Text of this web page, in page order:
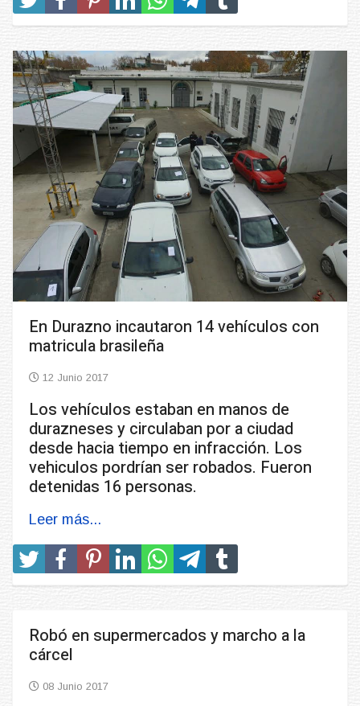
En Durazno incautaron 14 vehículos con
matricula brasileña
12 Junio 2017
Los vehículos estaban en manos de
durazneses y circulaban por a ciudad
desde hacia tiempo en infracción. Los
vehiculos pordrían ser robados. Fueron
detenidas 16 personas.
Leer más...
Robó en supermercados y marcho a la
cárcel
08 Junio 2017